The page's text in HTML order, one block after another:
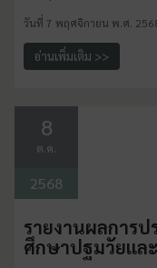
วันที่ 7 พฤศจิกายน พ.ศ.
อ่านเพิ่มเติม >>
8
ต.ค.
2568
รายงานผลการ
ศึกษาปฐมวัยแล